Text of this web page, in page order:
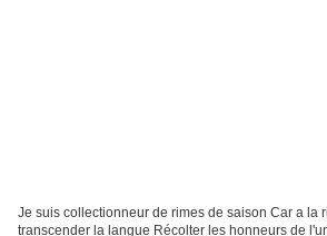
Je suis collectionneur de rimes de saison Car a la
transcender la langue Récolter les honneurs de